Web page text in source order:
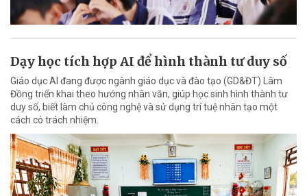
Dạy học tích hợp AI để hình thành tư duy số
Giáo dục AI đang được ngành giáo dục và đào tạo (GD&ĐT) Lâm
Đồng triển khai theo hướng nhân văn, giúp học sinh hình thành tư
duy số, biết làm chủ công nghệ và sử dụng trí tuệ nhân tạo một
cách có trách nhiệm.